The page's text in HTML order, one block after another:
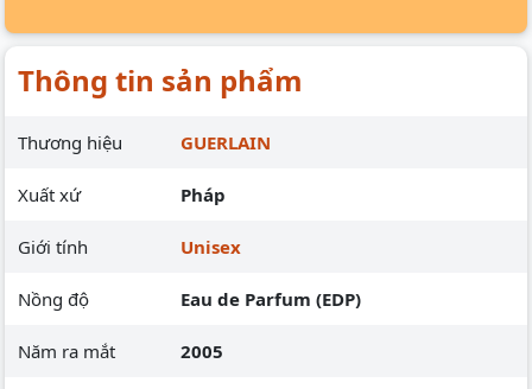
Thông tin sản phẩm
Thương hiệu GUERLAIN
Xuất xứ Pháp
Giới tính Unisex
Nồng độ Eau de Parfum (EDP)
Năm ra mắt 2005